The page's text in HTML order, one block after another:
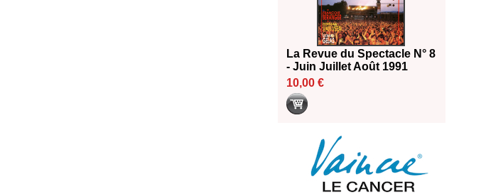
La Revue du Spectacle N° 8
- Juin Juillet Août 1991
10,00 €